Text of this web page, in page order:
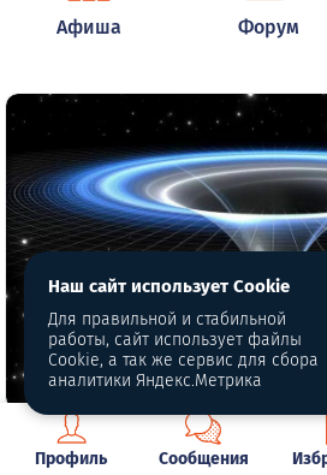
Афиша Форум
Мы все ближе к
Профиль Сообщения
Наш сайт использует Cookie
Для правильной и стабильной
работы, сайт использует файлы
Cookie, а так же сервис для сбора
аналитики Яндекс.Метрика